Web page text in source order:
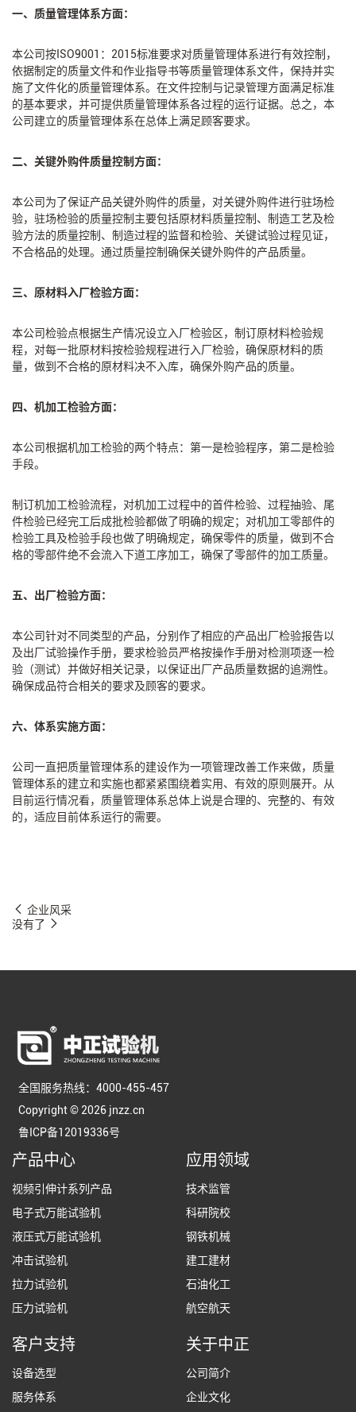
一、质量管理体系方面：
本公司按ISO9001：2015标准要求对质量管理体系进行有效控制，
依据制定的质量文件和作业指导书等质量管理体系文件，保持并实
施了文件化的质量管理体系。在文件控制与记录管理方面满足标准
的基本要求，并可提供质量管理体系各过程的运行证据。总之，本
公司建立的质量管理体系在总体上满足顾客要求。
二、关键外购件质量控制方面：
本公司为了保证产品关键外购件的质量，对关键外购件进行驻场检
验，驻场检验的质量控制主要包括原材料质量控制、制造工艺及检
验方法的质量控制、制造过程的监督和检验、关键试验过程见证，
不合格品的处理。通过质量控制确保关键外购件的产品质量。
三、原材料入厂检验方面：
本公司检验点根据生产情况设立入厂检验区，制订原材料检验规
程，对每一批原材料按检验规程进行入厂检验，确保原材料的质
量，做到不合格的原材料决不入库，确保外购产品的质量。
四、机加工检验方面：
本公司根据机加工检验的两个特点：第一是检验程序，第二是检验
手段。
制订机加工检验流程，对机加工过程中的首件检验、过程抽验、尾
件检验已经完工后成批检验都做了明确的规定；对机加工零部件的
检验工具及检验手段也做了明确规定，确保零件的质量，做到不合
格的零部件绝不会流入下道工序加工，确保了零部件的加工质量。
五、出厂检验方面：
本公司针对不同类型的产品，分别作了相应的产品出厂检验报告以
及出厂试验操作手册，要求检验员严格按操作手册对检测项逐一检
验（测试）并做好相关记录，以保证出厂产品质量数据的追溯性。
确保成品符合相关的要求及顾客的要求。
六、体系实施方面：
公司一直把质量管理体系的建设作为一项管理改善工作来做，质量
管理体系的建立和实施也都紧紧围绕着实用、有效的原则展开。从
目前运行情况看，质量管理体系总体上说是合理的、完整的、有效
的，适应目前体系运行的需要。
企业风采
没有了
全国服务热线：4000-455-457
Copyright © 2026 jnzz.cn
鲁ICP备12019336号
产品中心
视频引伸计系列产品
电子式万能试验机
液压式万能试验机
冲击试验机
拉力试验机
压力试验机
应用领域
技术监管
科研院校
钢铁机械
建工建材
石油化工
航空航天
客户支持
设备选型
服务体系
关于中正
公司简介
企业文化